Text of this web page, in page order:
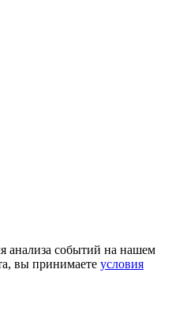
анализа событий на нашем
вы принимаете условия